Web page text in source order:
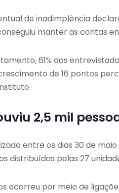
de inadimplência
manter as contas
61% dos
de 16 pontos
2,5 mil
entre os dias 30 de
distribuídos pelas 27
ocorreu por meio de